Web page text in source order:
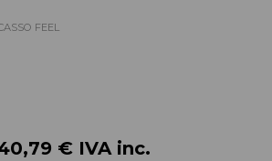
FEEL
€ IVA inc.